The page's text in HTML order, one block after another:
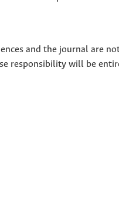
and the journal are
responsibility will be